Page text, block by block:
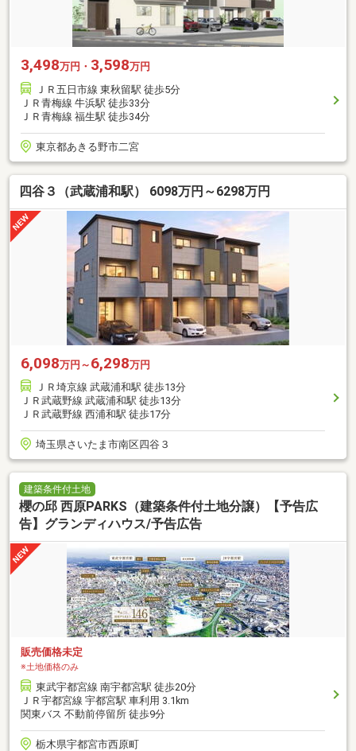
3,498万円・ 3,598万円
ＪＲ五日市線 東秋留駅 徒歩5分
ＪＲ青梅線 牛浜駅 徒歩33分
ＪＲ青梅線 福生駅 徒歩34分
東京都あきる野市二宮
四谷３（武蔵浦和駅） 6098万円～6298万円
6,098万円～ 6,298万円
ＪＲ埼京線 武蔵浦和駅 徒歩13分
ＪＲ武蔵野線 武蔵浦和駅 徒歩13分
ＪＲ武蔵野線 西浦和駅 徒歩17分
埼玉県さいたま市南区四谷３
建築条件付土地
櫻の邱 西原PARKS（建築条件付土地分譲）【予告広
告】グランディハウス/予告広告
販売価格未定
※土地価格のみ
東武宇都宮線 南宇都宮駅 徒歩20分
ＪＲ宇都宮線 宇都宮駅 車利用 3.1km
関東バス 不動前停留所 徒歩9分
栃木県宇都宮市西原町